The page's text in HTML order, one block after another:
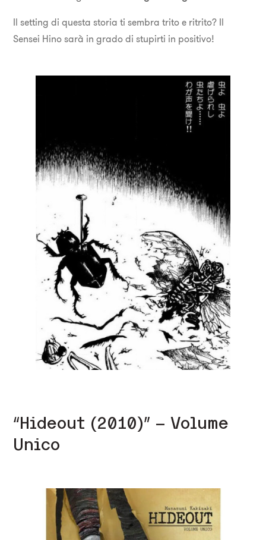
Il setting di questa storia ti sembra trito e ritrito? Il
Sensei Hino sarà in grado di stupirti in positivo!
“Hideout (2010)” – Volume
Unico